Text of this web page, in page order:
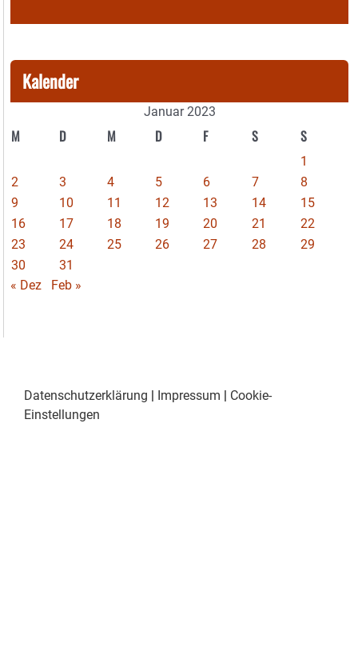
Kalender
Januar 2023
M D M D F S S
1
2
3 4 5 6 7
8
9
10 11 12 13 14
15
16
17 18 19 20 21
22
23
24 25 26 27 28
29
30
31
« Dez
Feb »
Datenschutzerklärung Impressum
Cookie-
Einstellungen